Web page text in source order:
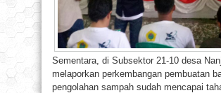
Sementara, di Subsektor 21-10 desa
melaporkan perkembangan pembuatan
pengolahan sampah sudah mencapai